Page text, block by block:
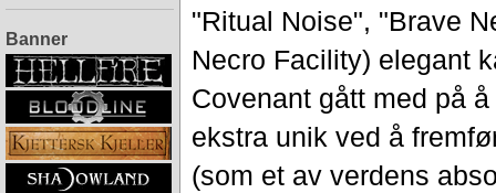
Banner
"Ritual Noise", "Brave
Necro Facility) elegant
Covenant gått med på
ekstra unik ved å
(som et av verdens